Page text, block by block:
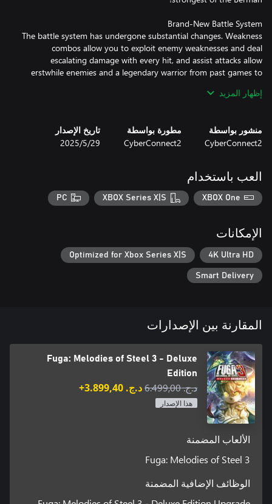
The battle system has undergone substantial changes. Weakness
combos allow you to exploit enemy weaknesses and deal
escalating damage with every hit, and assist attacks allow
erstwhile enemies and a legendary warrior from past games to
Taranis to its ultimate form! Unlock its hidden powers with the
Omega Terminal and master new Taranis Skills to aid your
Explore new strategic features like Power Spots to unlock the
Taranis's hidden abilities and Assist Transmissions that allow you
through the Akasha Panel, which lets you navigate a timeline to
Step beyond despair, anger, and tragedy in Fuga: Melodies of
Steel 3, where heart-wrenching decisions lead to the series' most
The Deluxe Edition features a digital art book, a mini-soundtrack,
①Soccer costumes for all characters (can be used during
②Dummy Soul for the Soul Cannon (can use the Soul Cannon 1
إظهار المزيد
منشور بواسطة
CyberConnect2
مطورة بواسطة
CyberConnect2
تاريخ الإصدار
29‏/5‏/2025
العب باستخدام
XBOX One
XBOX Series X|S
PC
الإمكانات
4K Ultra HD
Optimized for Xbox Series X|S
Smart Delivery
المقارنة بين الإصدارات
Fuga: Melodies of Steel 3 - Deluxe
Edition
د.ج.‏ 6.499,00 د.ج.‏ 3.899,40+
هذا الإصدار
الألعاب المضمنة
Fuga: Melodies of Steel 3
الوظائف الإضافية المضمنة